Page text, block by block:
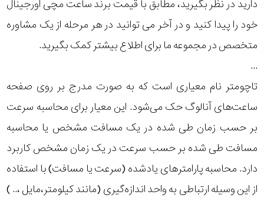
دارید در نظر بگیرید، مطابق با قیمت برند ساعت مچی اورجینال
خود را پیدا کنید و در آخر می توانید در هر مرحله از یک مشاوره
متخصص در مجموعه ما برای اطلاع بیشتر کمک بگیرید.
...
تاچومتر نام معیاری است که به صورت مدرج بر روی صفحه
ساعت‌های آنالوگ حک می‌شود. این معیار برای محاسبه سرعت
بر حسب زمان طی شده در یک مسافت مشخص یا محاسبه
مسافت طی شده بر حسب سرعت در یک زمان مشخص کاربرد
دارد. محاسبه پارامترهای یادشده (سرعت یا مسافت) با استفاده
از این وسیله ارتباطی به واحد اندازه‌گیری (مانند کیلومتر،مایل ،.. )